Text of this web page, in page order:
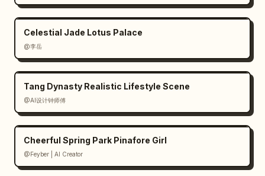
Celestial Jade Lotus Palace
@李岳
Tang Dynasty Realistic Lifestyle Scene
@AI设计钟师傅
Cheerful Spring Park Pinafore Girl
@Feyber | AI Creator